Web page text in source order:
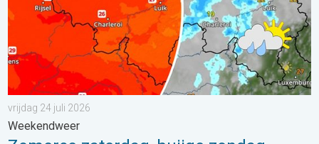
vrijdag 24 juli 2026
Weekendweer